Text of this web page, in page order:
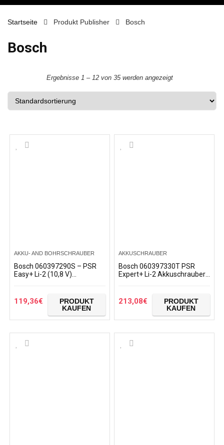
Startseite Produkt Publisher Bosch
Bosch
Ergebnisse 1 – 12 von 35 werden angezeigt
AKKU- AND BOHRSCHRAUBER
Bosch 060397290S – PSR
Easy+ Li-2 (10,8 V)
119,36€
PRODUKT
KAUFEN
AKKUSCHRAUBER
Bosch 060397330T PSR
Expert+ Li-2 Akkuschrauber,
213,08€
PRODUKT
KAUFEN